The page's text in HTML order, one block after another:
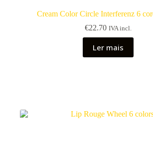
Cream Color Circle Interferenz 6
€22.70 IVA incl.
Ler mais